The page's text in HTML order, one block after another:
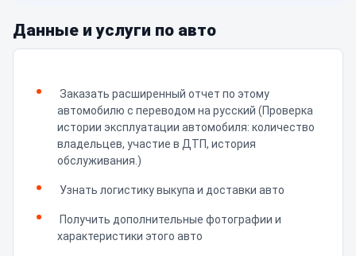
Данные и услуги по авто
Заказать расширенный отчет по этому
автомобилю с переводом на русский (Проверка
истории эксплуатации автомобиля: количество
владельцев, участие в ДТП, история
обслуживания.)
Узнать логистику выкупа и доставки авто
Получить дополнительные фотографии и
характеристики этого авто